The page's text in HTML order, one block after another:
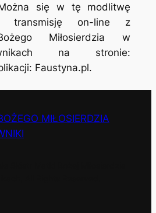
się w tę modlitwę
transmisję on-line z
Miłosierdzia w
na stronie:
Faustyna.pl.
MIŁOSIERDZIA